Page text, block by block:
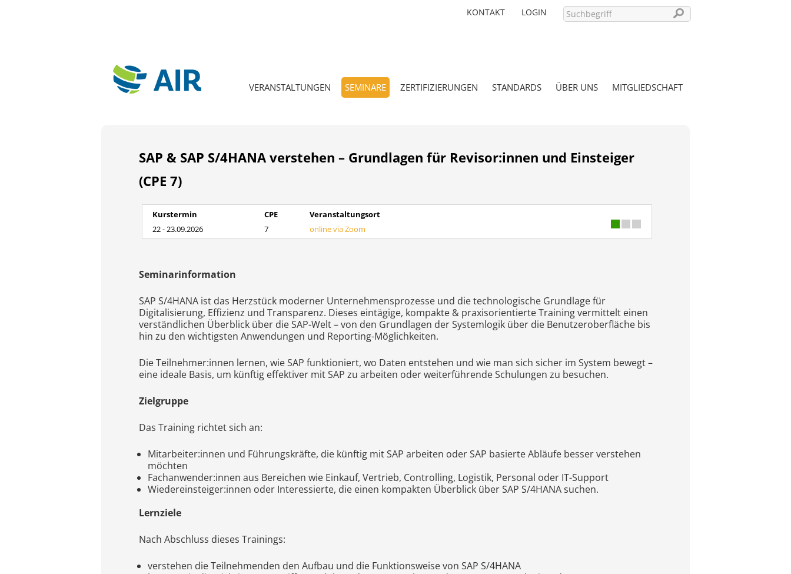
KONTAKT LOGIN
PASSWORT VERGESSEN?
VERANSTALTUNGEN SEMINARE ZERTIFIZIERUNGEN STANDARDS ÜBER UNS MITGLIEDSCHAFT
SAP & SAP S/4HANA verstehen – Grundlagen für Revisor:innen und Einsteiger
(CPE 7)
Kurstermin CPE
Veranstaltungsort
22 - 23.09.2026
7 online via Zoom
Seminarinformation
SAP S/4HANA ist das Herzstück moderner Unternehmensprozesse und die technologische Grundlage für
Digitalisierung, Effizienz und Transparenz. Dieses eintägige, kompakte & praxisorientierte Training vermittelt einen
verständlichen Überblick über die SAP-Welt – von den Grundlagen der Systemlogik über die Benutzeroberfläche bis
hin zu den wichtigsten Anwendungen und Reporting-Möglichkeiten.
Die Teilnehmer:innen lernen, wie SAP funktioniert, wo Daten entstehen und wie man sich sicher im System bewegt –
eine ideale Basis, um künftig effektiver mit SAP zu arbeiten oder weiterführende Schulungen zu besuchen.
Zielgruppe
Das Training richtet sich an:
Mitarbeiter:innen und Führungskräfte, die künftig mit SAP arbeiten oder SAP basierte Abläufe besser verstehen
möchten
Fachanwender:innen aus Bereichen wie Einkauf, Vertrieb, Controlling, Logistik, Personal oder IT-Support
Wiedereinsteiger:innen oder Interessierte, die einen kompakten Überblick über SAP S/4HANA suchen.
Lernziele
Nach Abschluss dieses Trainings:
verstehen die Teilnehmenden den Aufbau und die Funktionsweise von SAP S/4HANA